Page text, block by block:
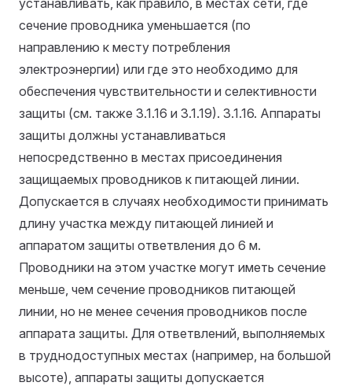
устанавливать, как правило, в местах сети, где
сечение проводника уменьшается (по
направлению к месту потребления
электроэнергии) или где это необходимо для
обеспечения чувствительности и селективности
защиты (см. также 3.1.16 и 3.1.19). 3.1.16. Аппараты
защиты должны устанавливаться
непосредственно в местах присоединения
защищаемых проводников к питающей линии.
Допускается в случаях необходимости принимать
длину участка между питающей линией и
аппаратом защиты ответвления до 6 м.
Проводники на этом участке могут иметь сечение
меньше, чем сечение проводников питающей
линии, но не менее сечения проводников после
аппарата защиты. Для ответвлений, выполняемых
в труднодоступных местах (например, на большой
высоте), аппараты защиты допускается